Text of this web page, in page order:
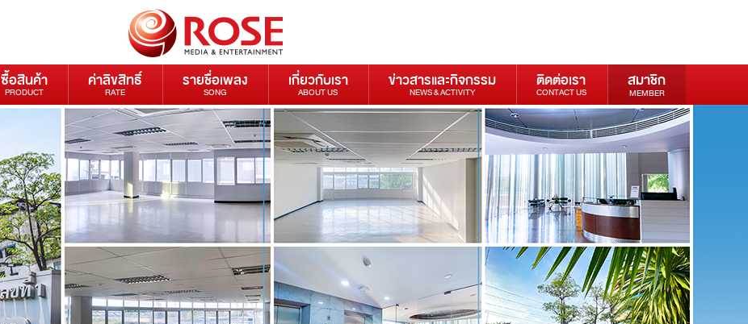
ซื้อสินค้า
PRODUCT
ค่าลิขสิทธิ์
RATE
รายชื่อเพลง
SONG
เกี่ยวกับเรา
ABOUT US
ข่าวสารและกิจกรรม
NEWS & ACTIVITY
ติดต่อเรา
CONTACT US
สมาชิก
MEMBER